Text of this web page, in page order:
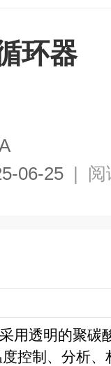
环器
06-25 | 阅
采用透明的聚碳
控制、分析